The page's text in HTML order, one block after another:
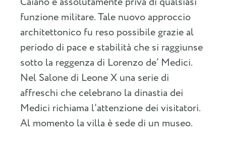
funzione militare. Tale nuovo approccio
architettonico fu reso possibile grazie al
periodo di pace e stabilità che si raggiunse
sotto la reggenza di Lorenzo de’ Medici.
Nel Salone di Leone X una serie di
affreschi che celebrano la dinastia dei
Medici richiama l’attenzione dei visitatori.
Al momento la villa è sede di un museo.